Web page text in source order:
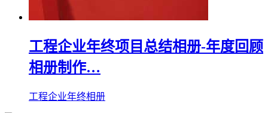
工程企业年终项目总结相册-年度回顾
相册制作…
工程企业年终相册